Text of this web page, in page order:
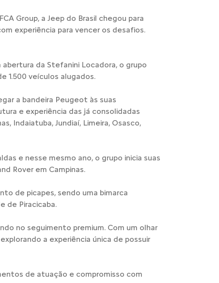
Group, a Jeep do Brasil chegou para
experiência para vencer os desafios.
da Stefanini Locadora, o grupo
1.500 veículos alugados.
a bandeira Peugeot às suas
e experiência das já consolidadas
Indaiatuba, Jundiaí, Limeira, Osasco,
e nesse mesmo ano, o grupo inicia suas
Rover em Campinas.
de picapes, sendo uma bimarca
de Piracicaba.
no seguimento premium. Com um olhar
a experiência única de possuir
de atuação e compromisso com